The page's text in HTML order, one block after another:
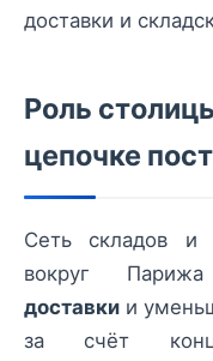
доставки и
Роль
цепочке
Сеть складов и
вокруг
доставки и
за счёт